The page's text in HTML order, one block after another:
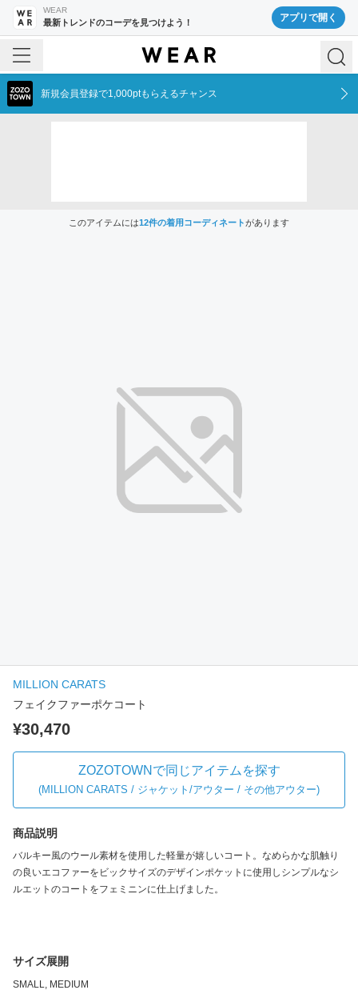
WEAR
最新トレンドのコーデを見つけよう！ アプリで開く
新規会員登録で1,000ptもらえるチャンス
このアイテムには12件の着用コーディネートがあります
MILLION CARATS
フェイクファーポケコート
¥30,470
ZOZOTOWNで同じアイテムを探す
(MILLION CARATS / ジャケット/アウター / その他アウター)
商品説明
バルキー風のウール素材を使用した軽量が嬉しいコート。なめらかな肌触り
の良いエコファーをビックサイズのデザインポケットに使用しシンプルなシ
ルエットのコートをフェミニンに仕上げました。
サイズ展開
SMALL, MEDIUM